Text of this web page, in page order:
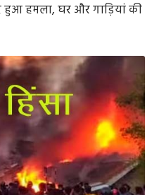
हुआ हमला, घर और गाड़ियां की